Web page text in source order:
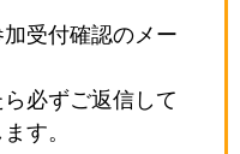
受付確認のメー
必ずご返信して
す。